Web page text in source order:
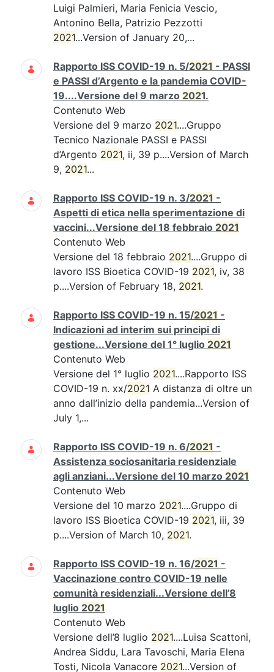
Luigi Palmieri, Maria Fenicia Vescio,
Antonino Bella, Patrizio Pezzotti
2021...Version of January 20,...
Rapporto ISS COVID-19 n. 5/2021 - PASSI
e PASSI d’Argento e la pandemia COVID-
19....Versione del 9 marzo 2021.
Contenuto Web
Versione del 9 marzo 2021....Gruppo
Tecnico Nazionale PASSI e PASSI
d’Argento 2021, ii, 39 p....Version of March
9, 2021...
Rapporto ISS COVID-19 n. 3/2021 -
Aspetti di etica nella sperimentazione di
vaccini...Versione del 18 febbraio 2021
Contenuto Web
Versione del 18 febbraio 2021....Gruppo di
lavoro ISS Bioetica COVID-19 2021, iv, 38
p....Version of February 18, 2021.
Rapporto ISS COVID-19 n. 15/2021 -
Indicazioni ad interim sui principi di
gestione...Versione del 1° luglio 2021
Contenuto Web
Versione del 1° luglio 2021....Rapporto ISS
COVID-19 n. xx/2021 A distanza di oltre un
anno dall’inizio della pandemia...Version of
July 1,...
Rapporto ISS COVID-19 n. 6/2021 -
Assistenza sociosanitaria residenziale
agli anziani...Versione del 10 marzo 2021
Contenuto Web
Versione del 10 marzo 2021....Gruppo di
lavoro ISS Bioetica COVID-19 2021, iii, 39
p....Version of March 10, 2021.
Rapporto ISS COVID-19 n. 16/2021 -
Vaccinazione contro COVID-19 nelle
comunità residenziali...Versione dell’8
luglio 2021
Contenuto Web
Versione dell’8 luglio 2021....Luisa Scattoni,
Andrea Siddu, Lara Tavoschi, Maria Elena
Tosti, Nicola Vanacore 2021...Version of